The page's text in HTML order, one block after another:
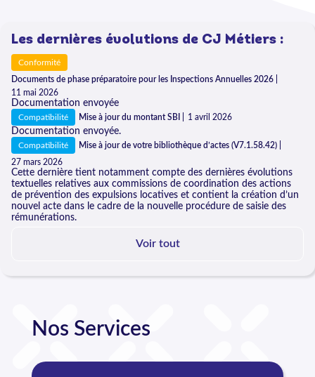
Les dernières évolutions de CJ Métiers :
Conformité
Documents de phase préparatoire pour les Inspections Annuelles 2026 |
11 mai 2026
Documentation envoyée
Compatibilité Mise à jour du montant SBI | 1 avril 2026
Documentation envoyée.
Compatibilité
Mise à jour de votre bibliothèque d’actes (V7.1.58.42) |
27 mars 2026
Cette dernière tient notamment compte des dernières évolutions
textuelles relatives aux commissions de coordination des actions
de prévention des expulsions locatives et contient la création d’un
nouvel acte dans le cadre de la nouvelle procédure de saisie des
rémunérations.
Voir tout
Nos Services